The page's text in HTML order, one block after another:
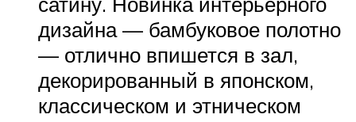
дизайна — бамбуковое полотно
— отлично впишется в зал,
декорированный в японском,
классическом и этническом